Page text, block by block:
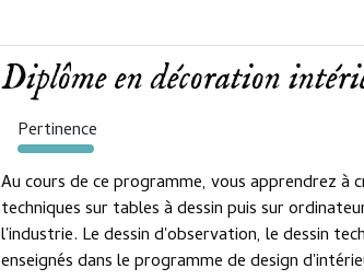
Diplôme en décoration
Pertinence
167%
Au cours de ce programme, vous apprendrez à
techniques sur tables à dessin puis sur
l'industrie. Le dessin d'observation, le dessin
enseignés dans le programme de design